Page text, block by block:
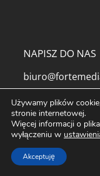
NAPISZ DO NAS
O Nas
Kontakt
Reklama na
Partnerzy
Najpopularniejsze
Tagi
Używamy plików
stronie internetowej.
Więcej informacji o
wyłączeniu w
Akceptuję